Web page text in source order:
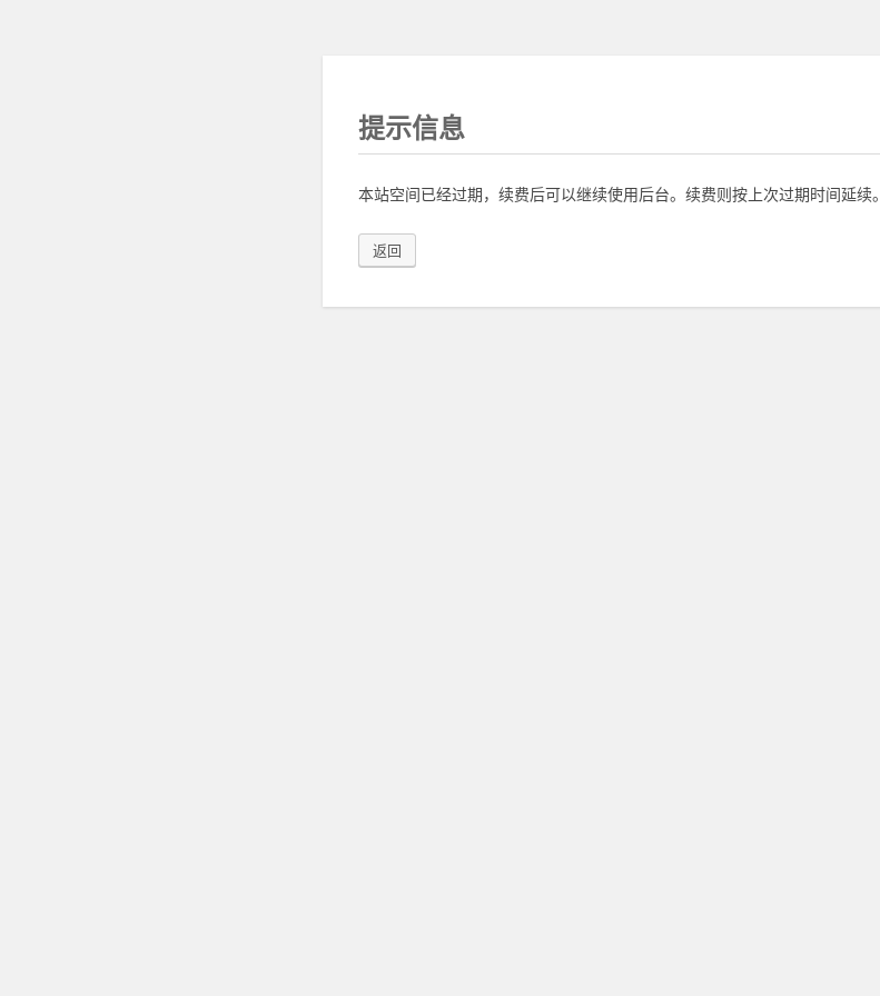
提示信息
本站空间已经过期，续费后可以继续使用后台。续费则按上次过期时间延续。
返回